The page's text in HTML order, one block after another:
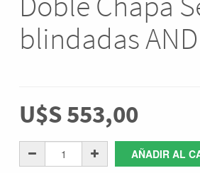
blindadas
U$S553,00
AÑADIR AL